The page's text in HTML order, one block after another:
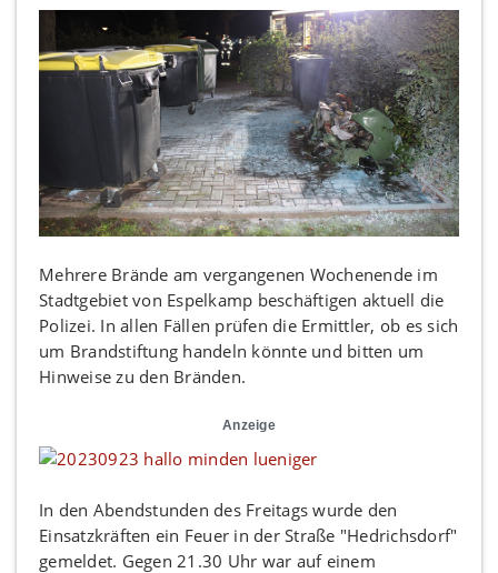
Mehrere Brände am vergangenen Wochenende im
Stadtgebiet von Espelkamp beschäftigen aktuell die
Polizei. In allen Fällen prüfen die Ermittler, ob es sich
um Brandstiftung handeln könnte und bitten um
Hinweise zu den Bränden.
Anzeige
In den Abendstunden des Freitags wurde den
Einsatzkräften ein Feuer in der Straße "Hedrichsdorf"
gemeldet. Gegen 21.30 Uhr war auf einem